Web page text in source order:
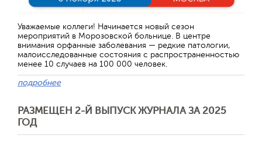
Уважаемые коллеги! Начинается новый сезон
мероприятий в Морозовской больнице. В центре
внимания орфанные заболевания — редкие патологии,
малоисследованные состояния с распространенностью
менее 10 случаев на 100 000 человек.
подробнее
РАЗМЕЩЕН 2-Й ВЫПУСК ЖУРНАЛА ЗА 2025
ГОД